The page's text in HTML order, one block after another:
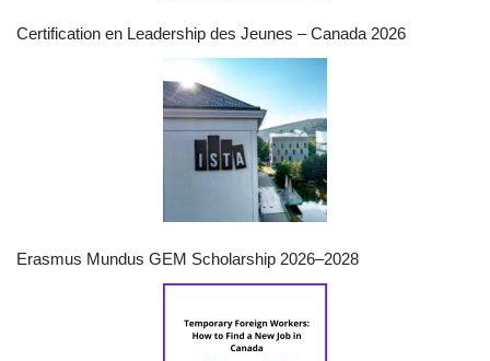
Certification en Leadership des Jeunes – Canada 2026
Erasmus Mundus GEM Scholarship 2026–2028